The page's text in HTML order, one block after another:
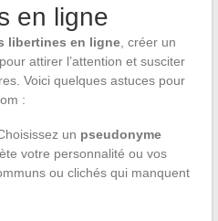
en ligne
libertines en ligne, créer un
attirer l’attention et susciter
Voici quelques astuces pour
:
un pseudonyme
votre personnalité ou vos
ou clichés qui manquent